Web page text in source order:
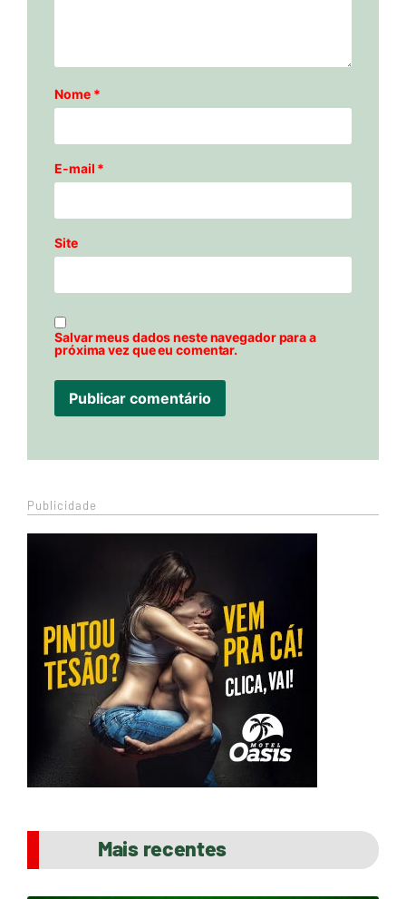
Nome *
E-mail *
Site
Salvar meus dados neste navegador para a
próxima vez que eu comentar.
Publicidade
Mais recentes